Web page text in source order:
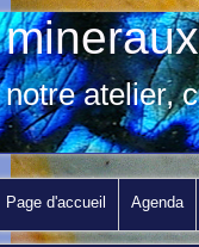
notre atelier,
Page d'accueil Agenda